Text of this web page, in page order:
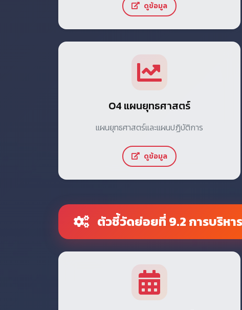
ดูข้อมูล
O4 แผนยุทธศาสตร์
แผนยุทธศาสตร์และแผนปฏิบัติการ
ดูข้อมูล
ตัวชี้วัดย่อยที่ 9.2 การบริหา